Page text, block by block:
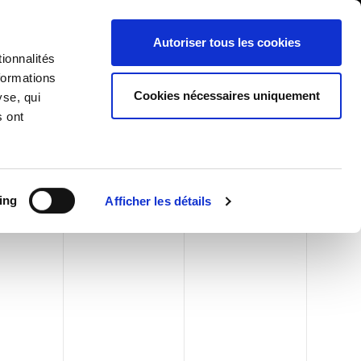
qui
ont
Afficher les détails
Autoriser tous les cookies
Cookies nécessaires uniquement
Whistleblowing International/Français
SERVICES NEWS & ÉVÉNEMENTS